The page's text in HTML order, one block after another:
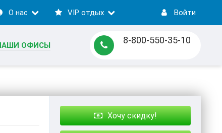
О нас VIP отдых Войти
ОФИСЫ 8-800-550-35-10
Хочу скидку!